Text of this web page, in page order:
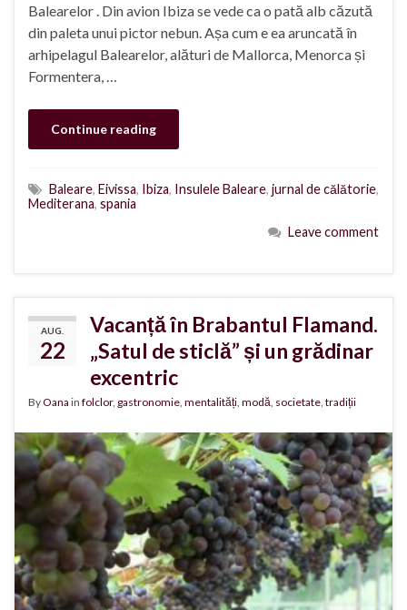
Balearelor . Din avion Ibiza se vede ca o pată alb căzută
din paleta unui pictor nebun. Așa cum e ea aruncată în
arhipelagul Balearelor, alături de Mallorca, Menorca și
Formentera, …
Continue reading
Baleare, Eivissa, Ibiza, Insulele Baleare, jurnal de călătorie,
Mediterana, spania
Leave comment
AUG.
22
Vacanță în Brabantul Flamand.
„Satul de sticlă” și un grădinar
excentric
ByOana in folclor, gastronomie mentalități modă societate tradiții